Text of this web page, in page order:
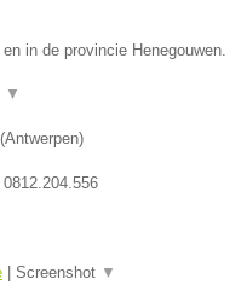
in de provincie Henegouwen.
▼
(Antwerpen)
0812.204.556
Screenshot ▼